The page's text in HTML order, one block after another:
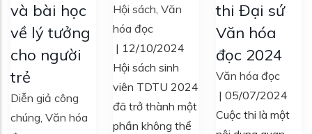
và bài học
về lý tưởng
cho người
trẻ
Diễn giả công
chúng, Văn hóa
Hội sách,Văn
hóa đọc
| 12/10/2024
Hội sách sinh
viên TDTU 2024
đã trở thành một
phần không thể
thi Đại sứ
Văn hóa
đọc 2024
Văn hóa đọc
| 05/07/2024
Cuộc thi là một